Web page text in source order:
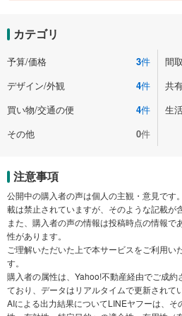
カテゴリ
予算/価格 3件 間
デザイン/外観
4件 共
買い物/交通の便
4件 生
その他
0件
注意事項
公開中の購入者の声は個人の主観・意見です
載は禁止されていますが、そのような記載が
また、購入者の声の情報は投稿時点の情報で
性があります。
ご理解いただいた上で本サービスをご利用い
す。
購入者の属性は、Yahoo!不動産経由でご成
ており、データはリアルタイムで更新されて
AIによる出力結果についてLINEヤフーは、